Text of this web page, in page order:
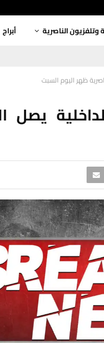
وتلفزيون الناصرية أبراج
ظهر اليوم السبت
يصل